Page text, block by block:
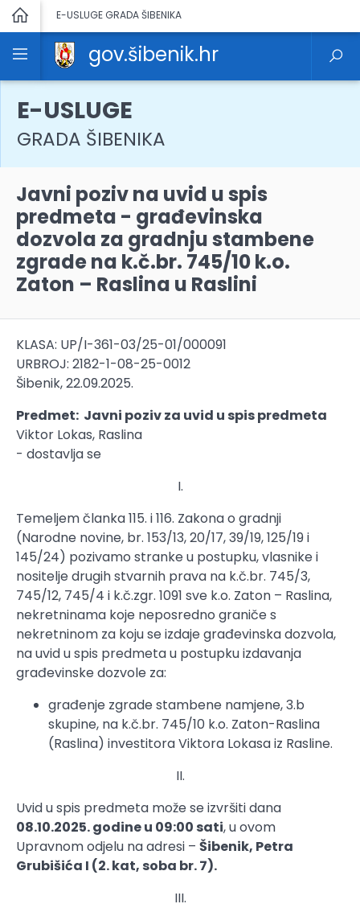
E-USLUGE GRADA ŠIBENIKA
gov.šibenik.hr
E-USLUGE
GRADA ŠIBENIKA
Javni poziv na uvid u spis
predmeta - građevinska
dozvola za gradnju stambene
zgrade na k.č.br. 745/10 k.o.
Zaton – Raslina u Raslini
KLASA: UP/I-361-03/25-01/000091
URBROJ: 2182-1-08-25-0012
Šibenik, 22.09.2025.
Predmet: Javni poziv za uvid u spis predmeta
Viktor Lokas, Raslina
- dostavlja se
I.
Temeljem članka 115. i 116. Zakona o gradnji
(Narodne novine, br. 153/13, 20/17, 39/19, 125/19 i
145/24) pozivamo stranke u postupku, vlasnike i
nositelje drugih stvarnih prava na k.č.br. 745/3,
745/12, 745/4 i k.č.zgr. 1091 sve k.o. Zaton – Raslina,
nekretninama koje neposredno graniče s
nekretninom za koju se izdaje građevinska dozvola,
na uvid u spis predmeta u postupku izdavanja
građevinske dozvole za:
građenje zgrade stambene namjene, 3.b
skupine, na k.č.br. 745/10 k.o. Zaton-Raslina
(Raslina) investitora Viktora Lokasa iz Rasline.
II.
Uvid u spis predmeta može se izvršiti dana
08.10.2025. godine u 09:00 sati, u ovom
Upravnom odjelu na adresi – Šibenik, Petra
Grubišića I (2. kat, soba br. 7).
III.